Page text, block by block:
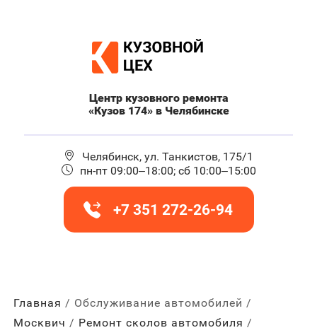
Центр кузовного ремонта
«Кузов 174» в Челябинске
Челябинск, ул. Танкистов, 175/1
пн-пт 09:00–18:00; сб 10:00–15:00
+7 351 272-26-94
Главная
Обслуживание автомобилей
Москвич
Ремонт сколов автомобиля